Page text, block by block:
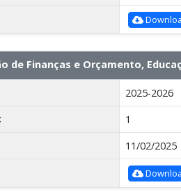
de Finanças e Orçamento,
2025-2026
1
11/02/2025